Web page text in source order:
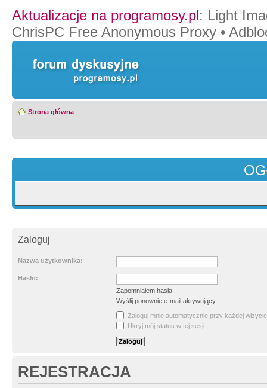
Aktualizacje na programosy.pl: Light
ChrisPC Free Anonymous Proxy •
Strona główna
Zaloguj
Nazwa użytkownika:
Hasło:
Zapomniałem hasła
Wyślij ponownie e-mail aktywujący
Zaloguj mnie automatycznie przy każdej wizycie
Ukryj mój status w tej sesji
REJESTRACJA